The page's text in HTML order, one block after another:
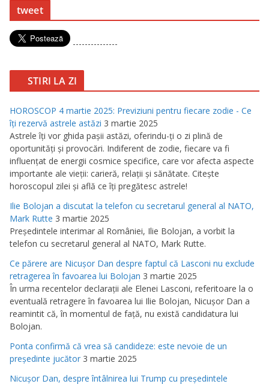
tweet
---------------
STIRI LA ZI
HOROSCOP 4 martie 2025: Previziuni pentru fiecare zodie - Ce
îţi rezervă astrele astăzi 3 martie 2025
Astrele îţi vor ghida paşii astăzi, oferindu-ţi o zi plină de
oportunităţi şi provocări. Indiferent de zodie, fiecare va fi
influenţat de energii cosmice specifice, care vor afecta aspecte
importante ale vieţii: carieră, relaţii şi sănătate. Citeşte
horoscopul zilei şi află ce îţi pregătesc astrele!
Ilie Bolojan a discutat la telefon cu secretarul general al NATO,
Mark Rutte 3 martie 2025
Preşedintele interimar al României, Ilie Bolojan, a vorbit la
telefon cu secretarul general al NATO, Mark Rutte.
Ce părere are Nicuşor Dan despre faptul că Lasconi nu exclude
retragerea în favoarea lui Bolojan 3 martie 2025
În urma recentelor declaraţii ale Elenei Lasconi, referitoare la o
eventuală retragere în favoarea lui Ilie Bolojan, Nicuşor Dan a
reamintit că, în momentul de faţă, nu există candidatura lui
Bolojan.
Ponta confirmă că vrea să candideze: este nevoie de un
preşedinte jucător 3 martie 2025
Nicuşor Dan, despre întâlnirea lui Trump cu preşedintele